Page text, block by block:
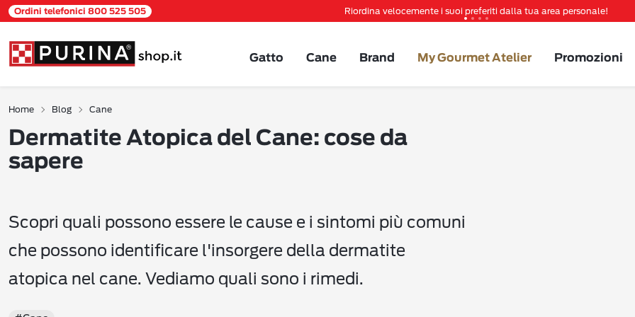
Ordini telefonici 800 525 505
Riordina velocemente i suoi preferiti dalla tua area personale!
Spedizione gratuita a partire da 49 €
Gatto Cane Brand My Gourmet Atelier Promozioni
Home Blog Cane
Dermatite Atopica del Cane: cose da
sapere
Scopri quali possono essere le cause e i sintomi più comuni
che possono identificare l'insorgere della dermatite
atopica nel cane. Vediamo quali sono i rimedi.